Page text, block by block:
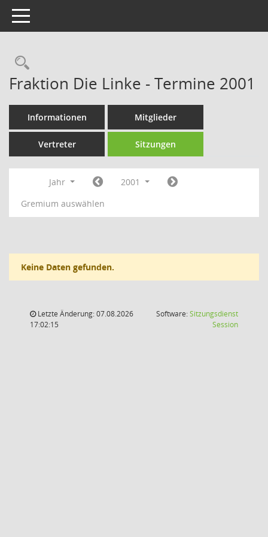
Toggle navigation
Rechercheauswahl
Fraktion Die Linke - Termine 2001
Informationen Mitglieder
Vertreter Sitzungen
Jahr
2001
Gremium auswählen
Keine Daten gefunden.
Letzte Änderung: 07.08.2026
17:02:15
Software:Sitzungsdienst
Session(Wird in